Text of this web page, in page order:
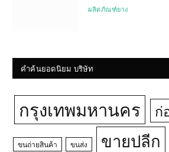
ผลิตภัณฑ์ยาง
คำค้นยอดนิยม บริษัท
กรุงเทพมหานคร ก่
ขนถ่ายสินค้า ขนส่ง ขายปลีก